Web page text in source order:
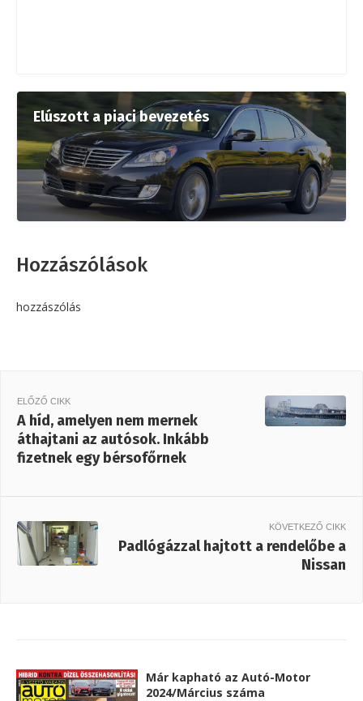
Elúszott a piaci bevezetés
Hozzászólások
hozzászólás
ELŐZŐ CIKK
A híd, amelyen nem mernek
áthajtani az autósok. Inkább
fizetnek egy bérsofőrnek
KÖVETKEZŐ CIKK
Padlógázzal hajtott a rendelőbe a
Nissan
Már kapható az Autó-Motor
2024/Március száma